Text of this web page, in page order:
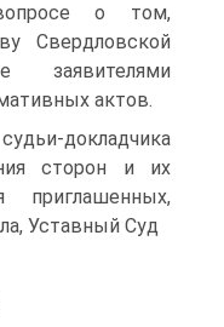
о том,
Свердловской
заявителями
актов.
докладчика
сторон и их
приглашенных,
Уставный Суд